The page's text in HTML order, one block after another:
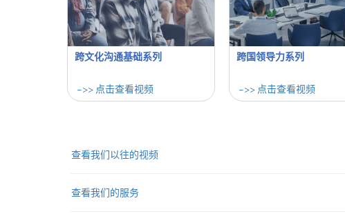
跨文化沟通基础系列
->> 点击查看视频
跨国领导力系列
->> 点击查看视频
查看我们以往的视频
查看我们的服务